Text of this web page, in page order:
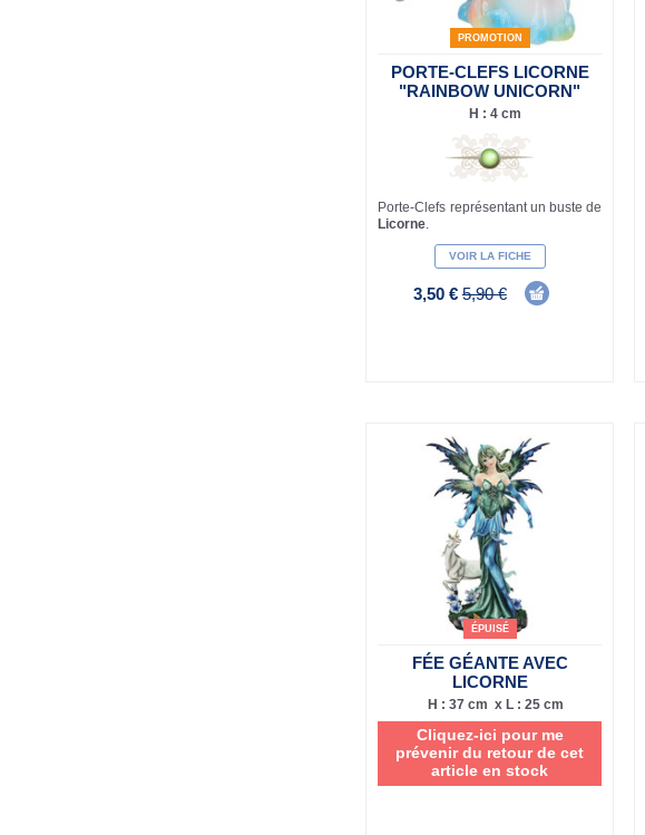
PROMOTION
PORTE-CLEFS LICORNE
"RAINBOW UNICORN"
H : 4 cm
Porte-Clefs représentant un buste de
Licorne
VOIR LA FICHE
3,50 €5,90 €
ÉPUISÉ
FÉE GÉANTE AVEC
LICORNE
H : 37 cm x L : 25 cm
Cliquez-ici pour me
prévenir du retour de cet
article en stock